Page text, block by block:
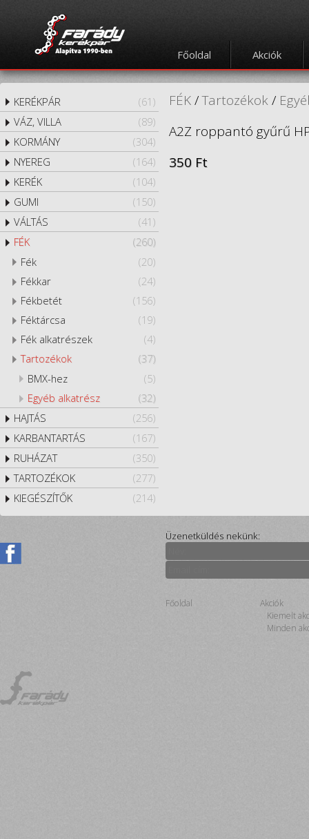
Főoldal Akciók
(61)
KERÉKPÁR
(89)
VÁZ, VILLA
(304)
KORMÁNY
(164)
NYEREG
(104)
KERÉK
(150)
GUMI
(41)
VÁLTÁS
(260)
FÉK
(20)
Fék
(24)
Fékkar
(156)
Fékbetét
(19)
Féktárcsa
(4)
Fék alkatrészek
(37)
Tartozékok
(5)
BMX-hez
(32)
Egyéb alkatrész
(256)
HAJTÁS
(167)
KARBANTARTÁS
(350)
RUHÁZAT
(277)
TARTOZÉKOK
(214)
KIEGÉSZÍTŐK
FÉK/Tartozékok/
A2Z roppantó gyűrű
350 Ft
Üzenetküldés nekünk:
Főoldal
Akciók
Kiemelt
Minden